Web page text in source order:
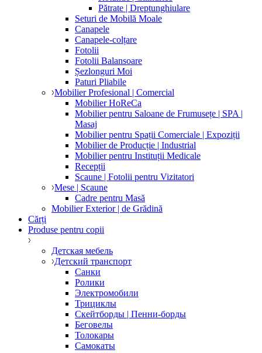
Pătrate | Dreptunghiulare
Seturi de Mobilă Moale
Canapele
Canapele-colțare
Fotolii
Fotolii Balansoare
Șezlonguri Moi
Paturi Pliabile
Mobilier Profesional | Comercial
Mobilier HoReCa
Mobilier pentru Saloane de Frumusețe | SPA |
Masaj
Mobilier pentru Spații Comerciale | Expoziții
Mobilier de Producție | Industrial
Mobilier pentru Instituții Medicale
Recepții
Scaune | Fotolii pentru Vizitatori
Mese | Scaune
Cadre pentru Masă
Mobilier Exterior | de Grădină
Cărți
Produse pentru copii
Детская мебель
Детский транспорт
Санки
Ролики
Электромобили
Трициклы
Скейтборды | Пенни-борды
Беговелы
Толокары
Самокаты